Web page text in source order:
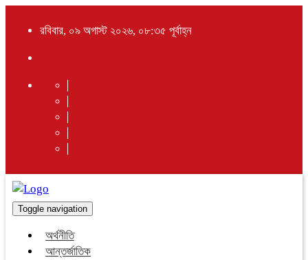
রবিবার, ০৯ অগাস্ট ২০২৬, ০৮:৩৫ পূর্বাহ্ন
Toggle navigation
অর্থনীতি
আন্তর্জাতিক